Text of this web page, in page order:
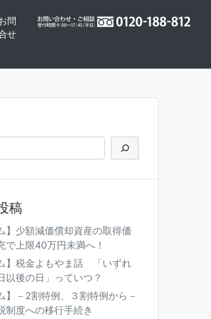
問
せ
稿
】少額減価償却資産の取得価
上限40万円未満へ！
ム】税金よもやま話 「いずれ
以後の日」っていつ？
】－2割特例、３割特例から－
制度への移行手続き